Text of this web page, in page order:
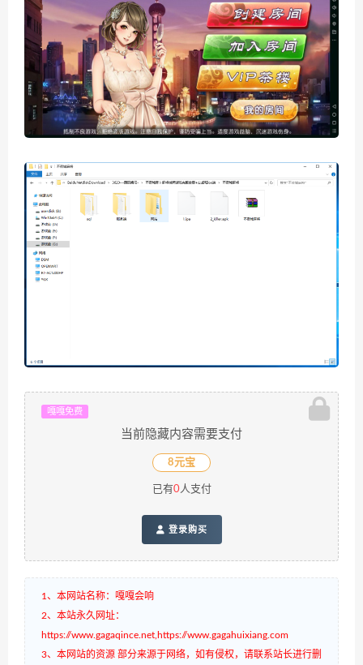
嘎嘎免费
当前隐藏内容需要支付
8元宝
已有0人支付
登录购买
1、本网站名称：嘎嘎会响
2、本站永久网址：
https://www.gagaqince.net,https://www.gagahuixiang.com
3、本网站的资源 部分来源于网络，如有侵权，请联系站长进行删